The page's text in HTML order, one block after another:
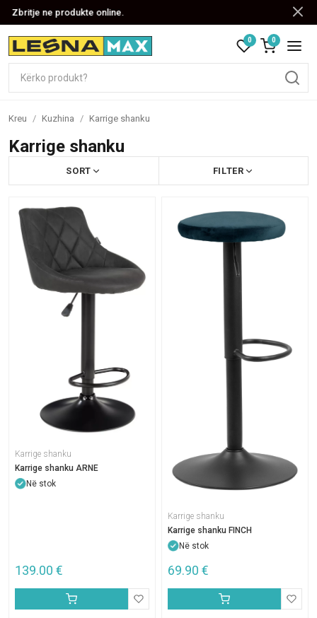
Zbritje ne produkte online.
0 0
Kreu / Kuzhina / Karrige shanku
Karrige shanku
SORT FILTER
Karrige shanku
Karrige shanku ARNE
Në stok
139.00 €
Karrige shanku
Karrige shanku FINCH
Në stok
69.90 €